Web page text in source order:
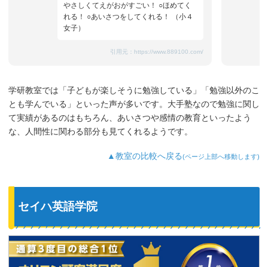
やさしくてえがおがすごい！ ○ほめてく
れる！ ○あいさつをしてくれる！ （小４
女子）
引用元： https://www.889100.com/
学研教室では「子どもが楽しそうに勉強している」「勉強以外のこ
とも学んでいる」といった声が多いです。大手塾なので勉強に関し
て実績があるのはもちろん、あいさつや感情の教育といったよう
な、人間性に関わる部分も見てくれるようです。
▲教室の比較へ戻る(ページ上部へ移動します)
セイハ英語学院